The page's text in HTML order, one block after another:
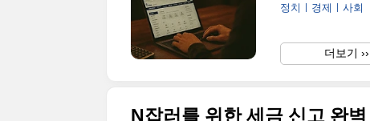
은 홈택스를 이
접 신고 시작하
다.”“홈택스를
정치ㅣ경제ㅣ사회
더보기 ››
N잡러를 위한 세금 신고 완